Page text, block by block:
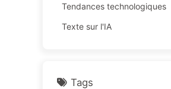
Tendances technologiques
Texte sur l'IA
Tags